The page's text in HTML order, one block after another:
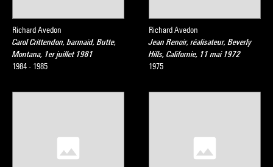
Richard Avedon
Carol Crittendon, barmaid, Butte,
Montana, 1er juillet 1981
1984 - 1985
Richard Avedon
Jean Renoir, réalisateur, Beverly
Hills, Californie, 11 mai 1972
1975